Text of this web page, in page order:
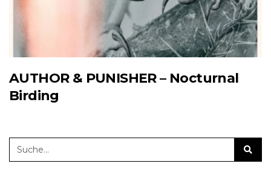
AUTHOR & PUNISHER – Nocturnal
Birding